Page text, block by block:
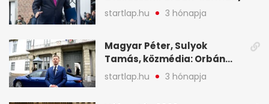
startlap.hu 3 hónapja
Magyar Péter, Sulyok
Tamás, közmédia: Orbán
Viktor április 13. óta hallgat,
közben pörögnek az
startlap.hu 3 hónapja